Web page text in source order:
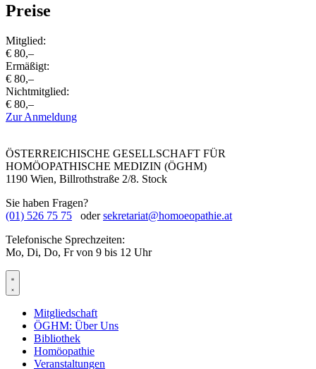
Preise
Mitglied:
€ 80,–
Ermäßigt:
€ 80,–
Nichtmitglied:
€ 80,–
Zur Anmeldung
ÖSTERREICHISCHE GESELLSCHAFT FÜR
HOMÖOPATHISCHE MEDIZIN (ÖGHM)
1190 Wien, Billrothstraße 2/8. Stock
Sie haben Fragen?
(01) 526 75 75 odersekretariat@homoeopathie.at
Telefonische Sprechzeiten:
Mo, Di, Do, Fr von 9 bis 12 Uhr
Mitgliedschaft
ÖGHM: Über Uns
Bibliothek
Homöopathie
Veranstaltungen